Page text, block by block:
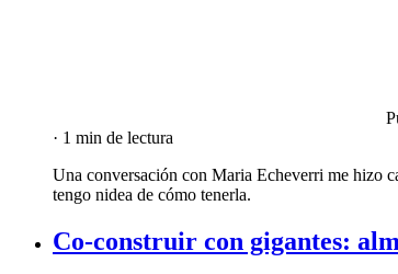
· 1 min de lectura
Una conversación con Maria Echeverri me
tengo nidea de cómo tenerla.
Co-construir con gigantes: